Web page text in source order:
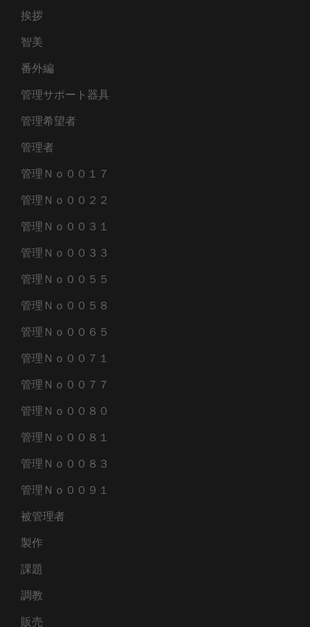
挨拶
智美
番外編
管理サポート器具
管理希望者
管理者
管理Ｎｏ００１７
管理Ｎｏ００２２
管理Ｎｏ００３１
管理Ｎｏ００３３
管理Ｎｏ００５５
管理Ｎｏ００５８
管理Ｎｏ００６５
管理Ｎｏ００７１
管理Ｎｏ００７７
管理Ｎｏ００８０
管理Ｎｏ００８１
管理Ｎｏ００８３
管理Ｎｏ００９１
被管理者
製作
課題
調教
販売